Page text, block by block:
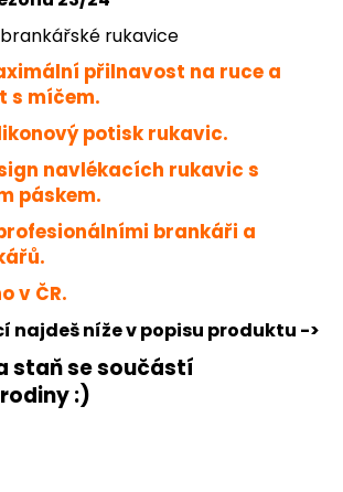
rukavice
přilnavost na ruce a
s míčem.
potisk rukavic.
navlékacích rukavic s
páskem.
brankáři a
v ČR.
najdeš níže v popisu produktu ->
staň se součástí
:)